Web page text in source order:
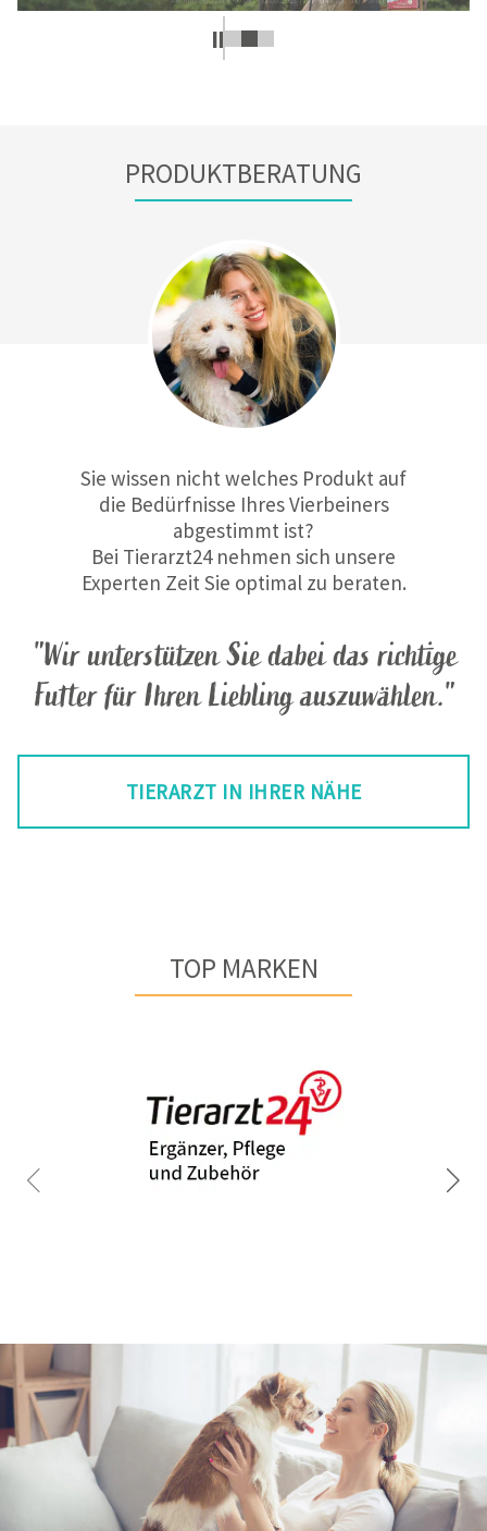
PRODUKTBERATUNG
"Wir unterstützen Sie dabei das richtige
Futter für Ihren Liebling auszuwählen."
Sie wissen nicht welches Produkt auf
die Bedürfnisse Ihres Vierbeiners
abgestimmt ist?
Bei Tierarzt24 nehmen sich unsere
Experten Zeit Sie optimal zu beraten.
TIERARZT IN IHRER NÄHE
TOP MARKEN